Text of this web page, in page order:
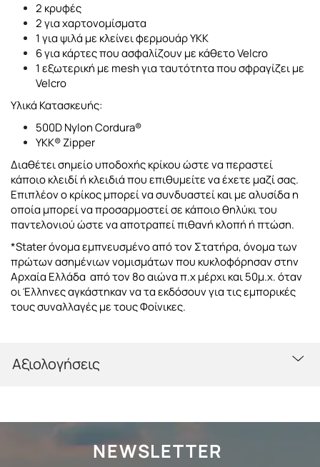
2 κρυφές
2 για χαρτονομίσματα
1 για ψιλά με κλείνει φερμουάρ ΥΚΚ
6 για κάρτες που ασφαλίζουν με κάθετο Velcro
1 εξωτερική με mesh για ταυτότητα που σφραγίζει με
Velcro
Υλικά Κατασκευής:
500D Nylon Cordura®
YKK® Zipper
Διαθέτει σημείο υποδοχής κρίκου ώστε να περαστεί
κάποιο κλειδί ή κλειδιά που επιθυμείτε να έχετε μαζί σας.
Επιπλέον ο κρίκος μπορεί να συνδυαστεί και με αλυσίδα η
οποία μπορεί να προσαρμοστεί σε κάποιο θηλύκι του
παντελονιού ώστε να αποτραπεί πιθανή κλοπή ή πτώση.
*Stater όνομα εμπνευσμένο από τον Στατήρα, όνομα των
πρώτων ασημένιων νομισμάτων που κυκλοφόρησαν στην
Αρχαία Ελλάδα από τον 8ο αιώνα π.χ μέρχι και 50μ.χ. όταν
οι Έλληνες αγκάστηκαν να τα εκδόσουν για τις εμπορικές
τους συναλλαγές με τους Φοίνικες.
Αξιολογήσεις
NEWSLETTER